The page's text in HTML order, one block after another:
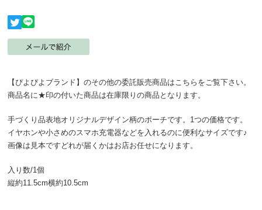
【ぴよぴよブランド】のその他の委託販売商品はこちらをご覧下さい。
商品名に★印の付いた商品は在庫限りの商品となります。
手づくり品表地オリジナルデザイン柄のポーチです。1つの価格です。
イヤホンや小さめのスマホ充電器などを入れるのに便利なサイズです♪
画像は見本ですどれが届くかはお店お任せになります。
入り数/1個
縦約11.5cm横約10.5cm